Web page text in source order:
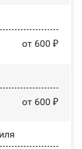
от 600 ₽
от 600 ₽